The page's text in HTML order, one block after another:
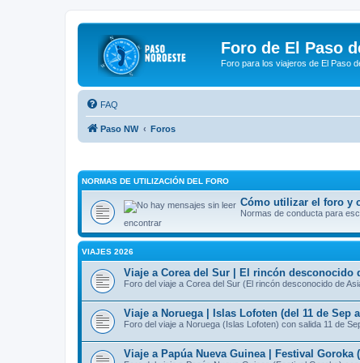
Foro de El Paso
Foro para los viajeros de El Paso
FAQ
Paso NW Foros
NORMAS DE UTILIZACIÓN DEL FORO
Cómo utilizar el foro y
Normas de conducta para
encontrar
VIAJES 2026
Viaje a Corea del Sur | El rincón desconocido
Foro del viaje a Corea del Sur (El rincón desconocido de
Viaje a Noruega | Islas Lofoten (del 11 de Sep
Foro del viaje a Noruega (Islas Lofoten) con salida 11 de
Viaje a Papúa Nueva Guinea | Festival Goroka